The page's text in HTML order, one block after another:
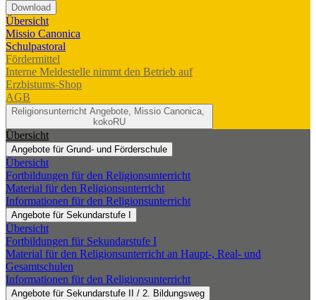
Download
Übersicht
Missio Canonica
Schulpastoral
Fördermittel
Interne Meldestelle nimmt den Betrieb auf
Erzbistums-Shop
AGB
Religionsunterricht Angebote, Missio Canonica,
kokoRU
Übersicht
Angebote für Grund- und Förderschule
Übersicht
Fortbildungen für den Religionsunterricht
Material für den Religionsunterricht
Informationen für den Religionsunterricht
Angebote für Sekundarstufe I
Übersicht
Fortbildungen für Sekundarstufe I
Material für den Religionsunterricht an Haupt-, Real- und
Gesamtschulen
Informationen für den Religionsunterricht
Angebote für Sekundarstufe II / 2. Bildungsweg